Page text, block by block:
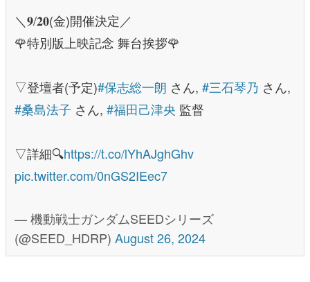
＼𝟗/𝟐𝟎(金)開催決定／
🌹特別版上映記念 舞台挨拶🌹
▽登壇者(予定)#保志総一朗 さん, #三石琴乃 さん,
#桑島法子 さん, #福田己津央 監督
▽詳細🔍https://t.co/lYhAJghGhv
pic.twitter.com/0nGS2IEec7
— 機動戦士ガンダムSEEDシリーズ
(@SEED_HDRP) August 26, 2024